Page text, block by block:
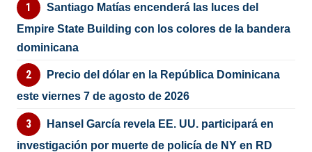
Santiago Matías encenderá las luces del
Empire State Building con los colores de la bandera
dominicana
Precio del dólar en la República Dominicana
este viernes 7 de agosto de 2026
Hansel García revela EE. UU. participará en
investigación por muerte de policía de NY en RD